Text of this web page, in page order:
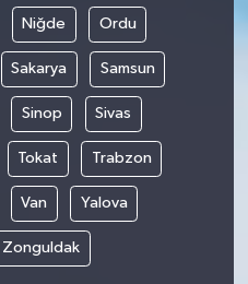
Niğde Ordu
Sakarya Samsun
Sinop Sivas
Tokat Trabzon
Van Yalova
Zonguldak